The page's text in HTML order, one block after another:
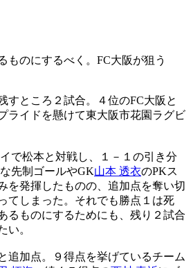
ものにするべく。FC大阪が狙う
すところ２試合。４位のFC大阪と
ライドを懸けて東大阪市花園ラグビ
で松本と対戦し、１－１の引き分
先制ゴールやGK山本 透衣のPKス
を発揮したものの、追加点を奪い切
てしまった。それでも勝点１は死
るものにするためにも、残り２試合
い。
追加点。９得点を挙げているチーム